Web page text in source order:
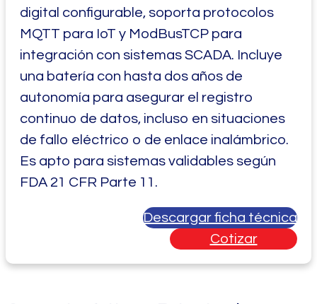
digital configurable, soporta protocolos
MQTT para IoT y ModBusTCP para
integración con sistemas SCADA. Incluye
una batería con hasta dos años de
autonomía para asegurar el registro
continuo de datos, incluso en situaciones
de fallo eléctrico o de enlace inalámbrico.
Es apto para sistemas validables según
FDA 21 CFR Parte 11.
Descargar ficha técnica
Cotizar